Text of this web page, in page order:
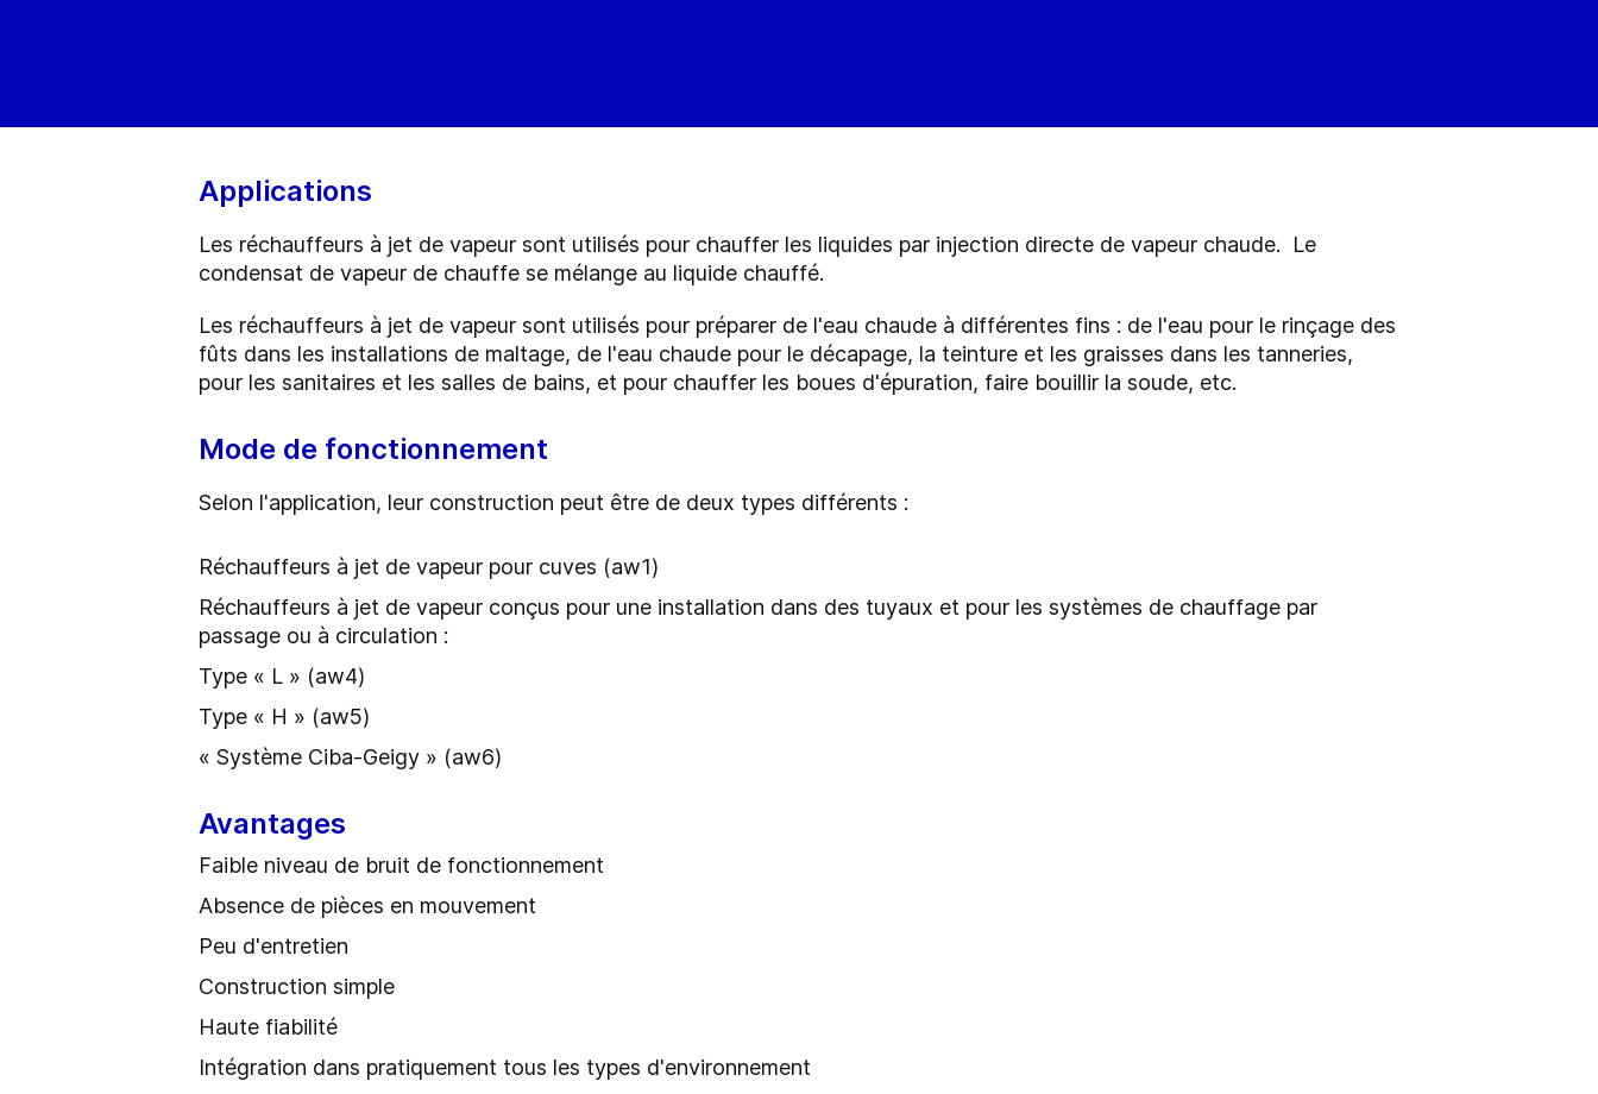
Applications
Les réchauffeurs à jet de vapeur sont utilisés pour chauffer les liquides par injection directe de vapeur chaude. Le
condensat de vapeur de chauffe se mélange au liquide chauffé.
Les réchauffeurs à jet de vapeur sont utilisés pour préparer de l'eau chaude à différentes fins : de l'eau pour le rinçage des
fûts dans les installations de maltage, de l'eau chaude pour le décapage, la teinture et les graisses dans les tanneries,
pour les sanitaires et les salles de bains, et pour chauffer les boues d'épuration, faire bouillir la soude, etc.
Mode de fonctionnement
Selon l'application, leur construction peut être de deux types différents :
Réchauffeurs à jet de vapeur pour cuves (aw1)
Réchauffeurs à jet de vapeur conçus pour une installation dans des tuyaux et pour les systèmes de chauffage par
passage ou à circulation :
Type « L » (aw4)
Type « H » (aw5)
« Système Ciba-Geigy » (aw6)
Avantages
Faible niveau de bruit de fonctionnement
Absence de pièces en mouvement
Peu d'entretien
Construction simple
Haute fiabilité
Intégration dans pratiquement tous les types d'environnement